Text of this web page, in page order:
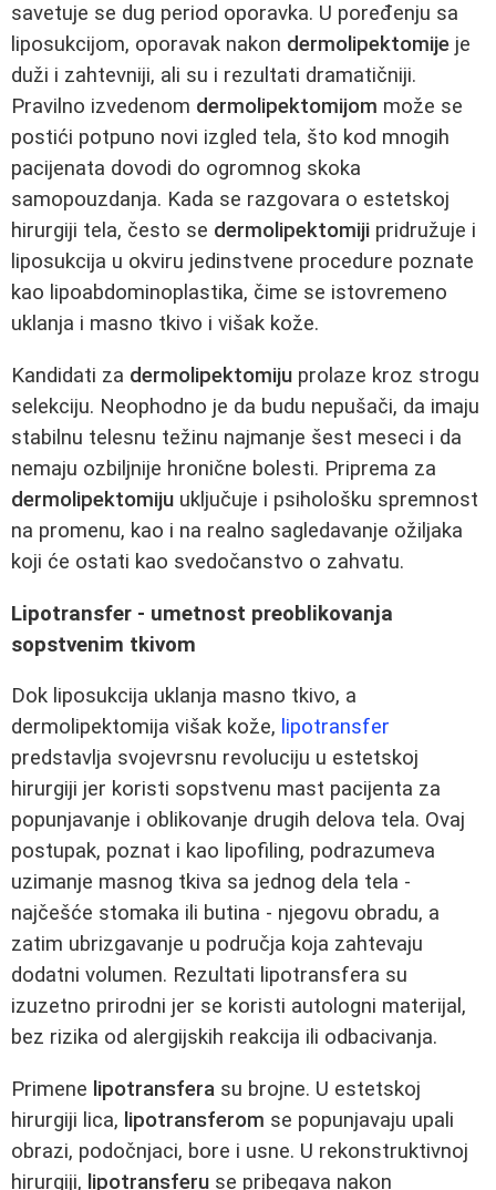
savetuje se dug period oporavka. U poređenju sa
liposukcijom, oporavak nakon dermolipektomije je
duži i zahtevniji, ali su i rezultati dramatičniji.
Pravilno izvedenom dermolipektomijom može se
postići potpuno novi izgled tela, što kod mnogih
pacijenata dovodi do ogromnog skoka
samopouzdanja. Kada se razgovara o estetskoj
hirurgiji tela, često se dermolipektomiji pridružuje i
liposukcija u okviru jedinstvene procedure poznate
kao lipoabdominoplastika, čime se istovremeno
uklanja i masno tkivo i višak kože.
Kandidati za dermolipektomiju prolaze kroz strogu
selekciju. Neophodno je da budu nepušači, da imaju
stabilnu telesnu težinu najmanje šest meseci i da
nemaju ozbiljnije hronične bolesti. Priprema za
dermolipektomiju uključuje i psihološku spremnost
na promenu, kao i na realno sagledavanje ožiljaka
koji će ostati kao svedočanstvo o zahvatu.
Lipotransfer - umetnost preoblikovanja
sopstvenim tkivom
Dok liposukcija uklanja masno tkivo, a
dermolipektomija višak kože, lipotransfer
predstavlja svojevrsnu revoluciju u estetskoj
hirurgiji jer koristi sopstvenu mast pacijenta za
popunjavanje i oblikovanje drugih delova tela. Ovaj
postupak, poznat i kao lipofiling, podrazumeva
uzimanje masnog tkiva sa jednog dela tela -
najčešće stomaka ili butina - njegovu obradu, a
zatim ubrizgavanje u područja koja zahtevaju
dodatni volumen. Rezultati lipotransfera su
izuzetno prirodni jer se koristi autologni materijal,
bez rizika od alergijskih reakcija ili odbacivanja.
Primene lipotransfera su brojne. U estetskoj
hirurgiji lica, lipotransferom se popunjavaju upali
obrazi, podočnjaci, bore i usne. U rekonstruktivnoj
hirurgiji, lipotransferu se pribegava nakon